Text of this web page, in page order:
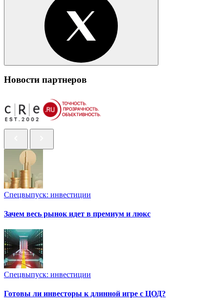
Новости партнеров
Спецвыпуск: инвестиции
Зачем весь рынок идет в премиум и люкс
Спецвыпуск: инвестиции
Готовы ли инвесторы к длинной игре с ЦОД?